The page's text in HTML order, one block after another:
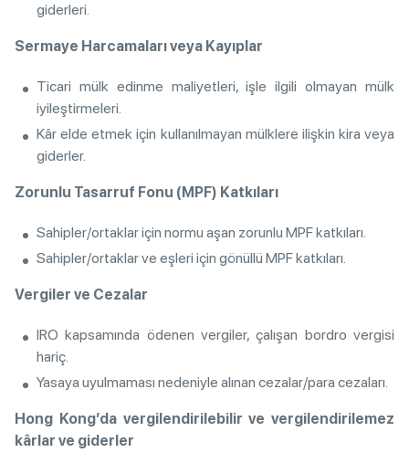
giderleri.
Sermaye Harcamaları veya Kayıplar
Ticari mülk edinme maliyetleri, işle ilgili olmayan mülk
iyileştirmeleri.
Kâr elde etmek için kullanılmayan mülklere ilişkin kira veya
giderler.
Zorunlu Tasarruf Fonu (MPF) Katkıları
Sahipler/ortaklar için normu aşan zorunlu MPF katkıları.
Sahipler/ortaklar ve eşleri için gönüllü MPF katkıları.
Vergiler ve Cezalar
IRO kapsamında ödenen vergiler, çalışan bordro vergisi
hariç.
Yasaya uyulmaması nedeniyle alınan cezalar/para cezaları.
Hong Kong’da vergilendirilebilir ve vergilendirilemez
kârlar ve giderler